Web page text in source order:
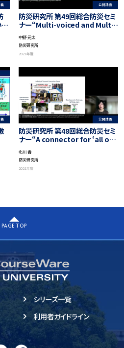
公開講義
防災研究所 第49回総合防災セミ
ナー“Multi-voiced and Multi-
Risk Reduction Action
Research ―Perspective of
Chained Visual
Ethnography”
中野 元太
防災研究所
2021年度
公開講義
防災研究所 第48回総合防災セミ
ナー“A connector for ‘all of
revisiting the case of
Kuroshio Town”
北川 香
防災研究所
2021年度
PAGE TOP
シリーズ一覧
利用者ガイドライン